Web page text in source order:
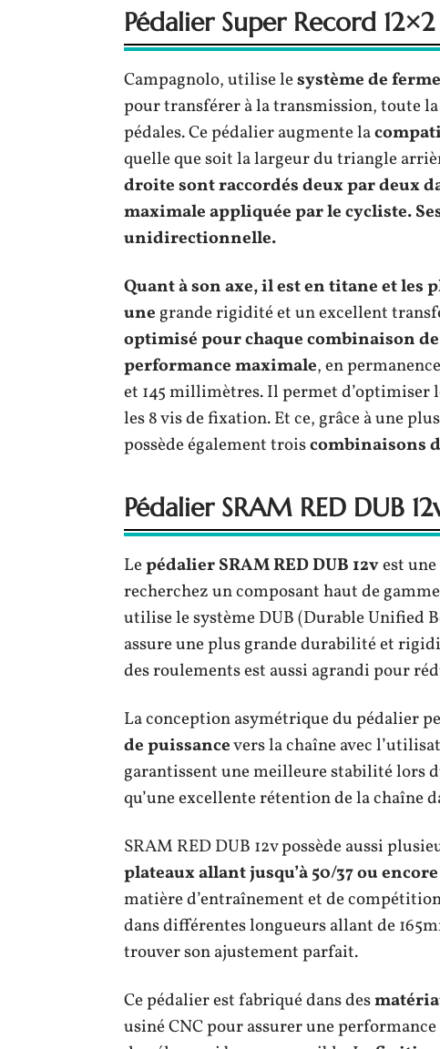
Pédalier Super Record
Campagnolo, utilise lesystème de
pour transférer à la transmission, toute
pédales. Ce pédalier augmente la
quelle que soit la largeur du triangle
droite sont raccordés deux par deux
maximale appliquée par le cycliste.
unidirectionnelle.
Quant à sonaxe, il esten titane etles
unegrande rigidité et un excellent
optimisé pour chaque combinaison
performance maximale, en
et 145 millimètres. Il permet d’optimiser
les 8 vis de fixation. Et ce, grâce à une
possède également troiscombinaisons
Pédalier SRAM RED DUB
Lepédalier SRAM RED DUB 12vest
recherchez un composant haut de
utilise le système DUB (Durable Unified
assure une plus grande durabilité et
des roulements est aussi agrandi pour
La conception asymétrique du pédalier
de puissancevers la chaîne avec
garantissent une meilleure stabilité lors
qu’une excellente rétention de la chaîne
SRAM RED DUB 12v possède aussi
plateaux allant jusqu’à 50/37 ou
matière d’entraînement et de
dans différentes longueurs allant de
trouver son ajustement parfait.
Ce pédalier est fabriqué dans des
usiné CNC pour assurer une